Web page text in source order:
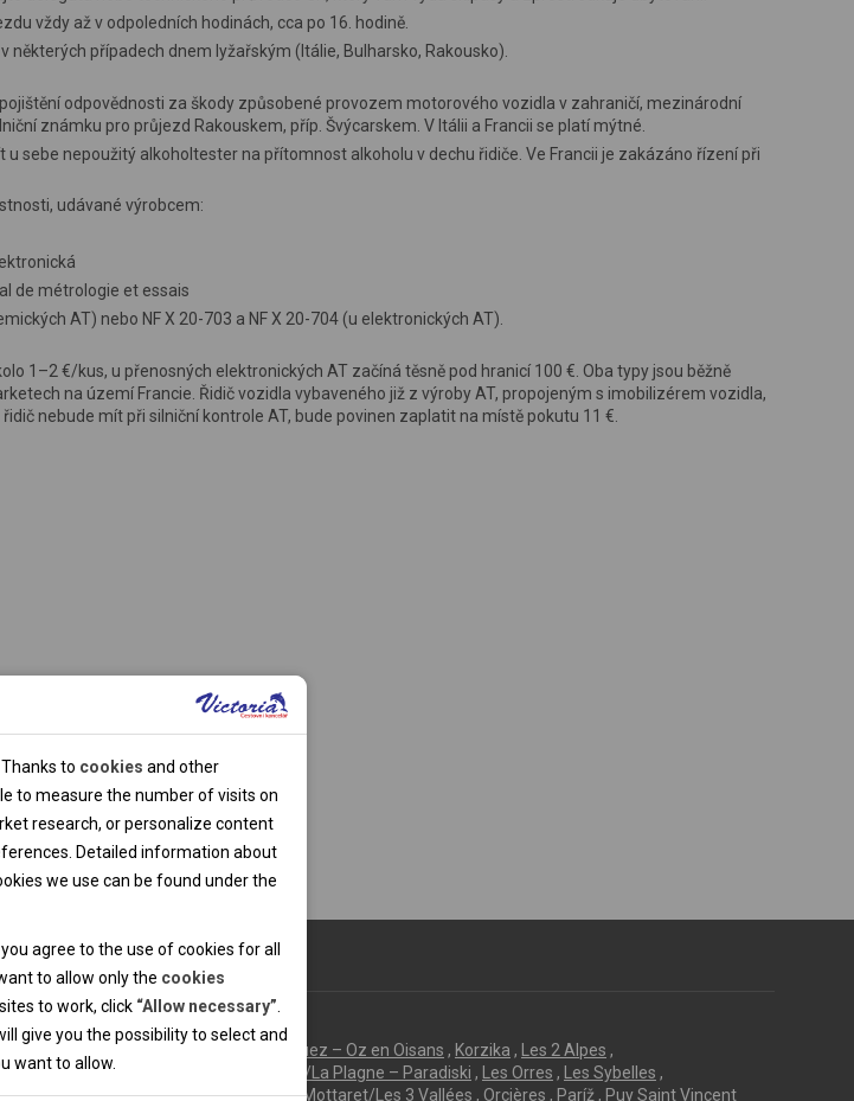
vždy až v odpoledních hodinách, cca po 16. hodině.
některých případech dnem lyžařským (Itálie, Bulharsko, Rakousko).
odpovědnosti za škody způsobené provozem motorového vozidla v zahraničí, mezinárodní
známku pro průjezd Rakouskem, příp. Švýcarskem. V Itálii a Francii se platí mýtné.
u sebe nepoužitý alkoholtester na přítomnost alkoholu v dechu řidiče. Ve Francii je zakázáno řízení při
udávané výrobcem:
de métrologie et essais
AT) nebo NF X 20-703 a NF X 20-704 (u elektronických AT).
1–2 €/kus, u přenosných elektronických AT začíná těsně pod hranicí 100 €. Oba typy jsou běžně
na území Francie. Řidič vozidla vybaveného již z výroby AT, propojeným s imobilizérem vozidla,
nebude mít při silniční kontrole AT, bude povinen zaplatit na místě pokutu 11 €.
Francúzsko Alpe d'Huez – Oz en Oisans , Korzika , Les 2 Alpes ,
Les Arcs/La Plagne – Paradiski , Les Orres , Les Sybelles ,
Méribel-Mottaret/Les 3 Vallées , Orcières , Paríž , Puy Saint Vincent
. Thanks to cookies and other
to measure the number of visits on
research, or personalize content
Detailed information about
we use can be found under the
you agree to the use of cookies for all
to allow only the cookies
to work, click “Allow necessary”
give you the possibility to select and
want to allow.
websites to work properly by
like navigation and access to the
The websites cannot work
we are able to measure visits
of visits, ads performance and their
way is processed anonymously
user. Without your consent for
we are not able to analyze and
adjust the websites' content per
Denying the use of